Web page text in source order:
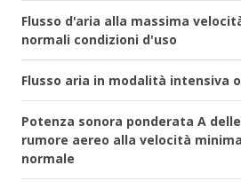
Flusso d'aria alla massima
normali condizioni d'uso
Flusso aria in modalità intensiva
Potenza sonora ponderata A
rumore aereo alla velocità minima
normale